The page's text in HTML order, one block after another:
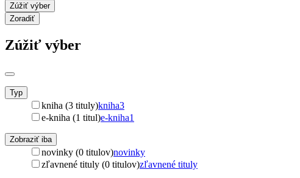
Zúžiť výber
Zoradiť
Zúžiť výber
Typ
kniha (3 tituly)kniha3
e-kniha (1 titul)e-kniha1
Zobraziť iba
novinky (0 titulov)novinky
zľavnené tituly (0 titulov)zľavnené tituly